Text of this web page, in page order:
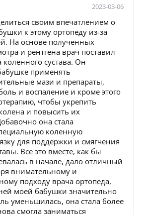
2023-03-06
своим впечатлением о
к этому ортопеду из-за
На основе полученных
и рентгена врач поставил
коленного сустава. Он
применять
мази и препараты,
и воспаление и кроме этого
чтобы укрепить
и повысить их
она стала
коленную
для поддержки и смягчения
Все это вместе, как бы
в начале, дало отличный
внимательному и
подходу врача ортопеда,
моей бабушки значительно
уменьшилась, она стала более
смогла заниматься